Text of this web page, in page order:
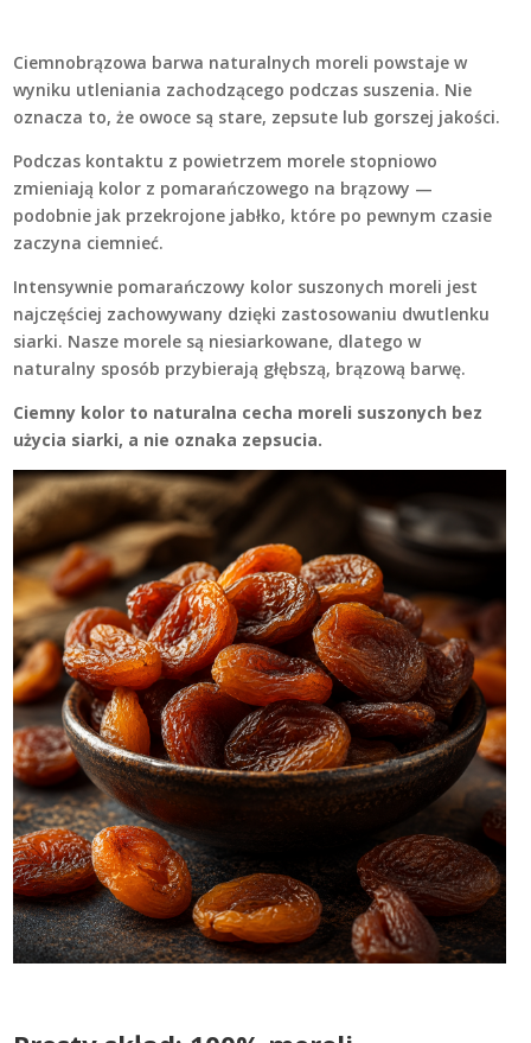
Ciemnobrązowa barwa naturalnych moreli powstaje w
wyniku utleniania zachodzącego podczas suszenia. Nie
oznacza to, że owoce są stare, zepsute lub gorszej jakości.
Podczas kontaktu z powietrzem morele stopniowo
zmieniają kolor z pomarańczowego na brązowy —
podobnie jak przekrojone jabłko, które po pewnym czasie
zaczyna ciemnieć.
Intensywnie pomarańczowy kolor suszonych moreli jest
najczęściej zachowywany dzięki zastosowaniu dwutlenku
siarki. Nasze morele są niesiarkowane, dlatego w
naturalny sposób przybierają głębszą, brązową barwę.
Ciemny kolor to naturalna cecha moreli suszonych bez
użycia siarki, a nie oznaka zepsucia.